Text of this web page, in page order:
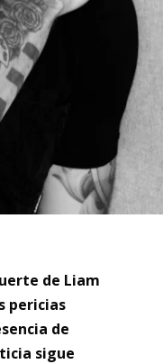
de Liam
pericias
de
sigue